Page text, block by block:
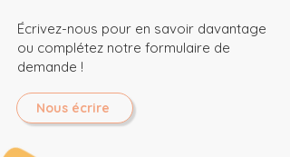
Écrivez-nous pour en savoir davantage
ou complétez notre formulaire de
demande !
Nous écrire